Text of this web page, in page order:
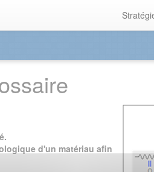
d'un matériau afin